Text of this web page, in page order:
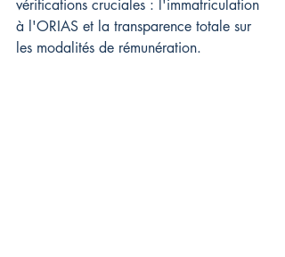
vérifications cruciales : l'immatriculation
à l'ORIAS et la transparence totale sur
les modalités de rémunération.